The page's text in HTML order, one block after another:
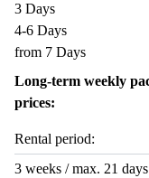
3 Days
4-6 Days
from 7 Days
Long-term weekly
prices:
Rental period:
3 weeks / max. 21 days